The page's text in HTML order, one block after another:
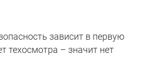
зависит в первую
техосмотра – значит нет